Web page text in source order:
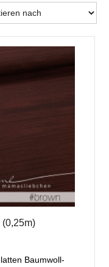
Baumwoll-